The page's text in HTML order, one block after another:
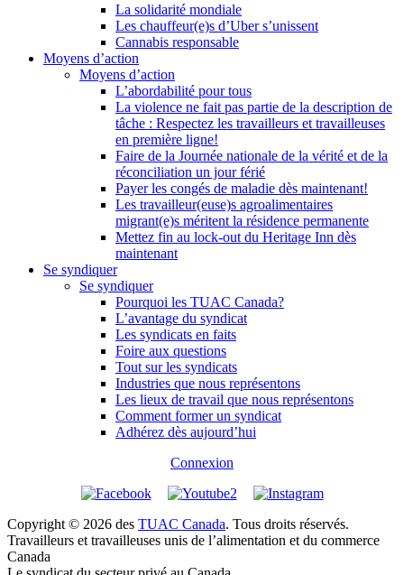
La solidarité mondiale
Les chauffeur(e)s d’Uber s’unissent
Cannabis responsable
Moyens d’action
Moyens d’action
L’abordabilité pour tous
La violence ne fait pas partie de la description de
tâche : Respectez les travailleurs et travailleuses
en première ligne!
Faire de la Journée nationale de la vérité et de la
réconciliation un jour férié
Payer les congés de maladie dès maintenant!
Les travailleur(euse)s agroalimentaires
migrant(e)s méritent la résidence permanente
Mettez fin au lock-out du Heritage Inn dès
maintenant
Se syndiquer
Se syndiquer
Pourquoi les TUAC Canada?
L’avantage du syndicat
Les syndicats en faits
Foire aux questions
Tout sur les syndicats
Industries que nous représentons
Les lieux de travail que nous représentons
Comment former un syndicat
Adhérez dès aujourd’hui
Connexion
Copyright © 2026 des TUAC Canada. Tous droits réservés.
Travailleurs et travailleuses unis de l’alimentation et du commerce
Canada